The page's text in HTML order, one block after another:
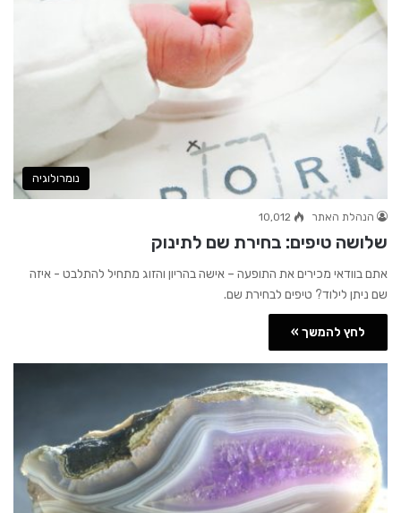
נומרולוגיה
הנהלת האתר 10,012
שלושה טיפים: בחירת שם לתינוק
אתם בוודאי מכירים את התופעה – אישה בהריון והזוג מתחיל להתלבט - איזה
שם ניתן לילוד? טיפים לבחירת שם.
לחץ להמשך »